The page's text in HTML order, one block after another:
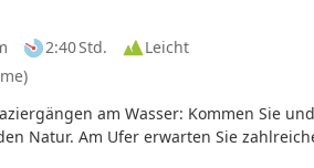
2:40 Std.
Leicht
am Wasser: Kommen Sie
Natur. Am Ufer erwarten Sie